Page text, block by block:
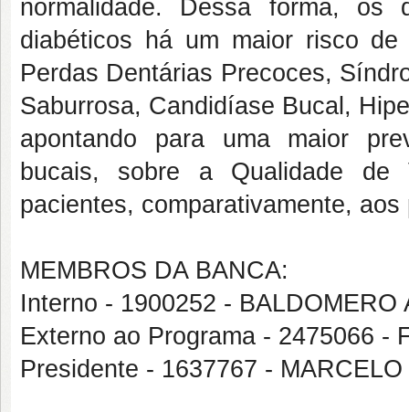
normalidade. Dessa forma, os
diabéticos há um maior risco de
Perdas Dentárias Precoces,
Saburrosa, Candidíase Bucal,
apontando para uma maior
bucais, sobre a Qualidade de
pacientes, comparativamente,
MEMBROS DA BANCA:
Interno - 1900252 - BALDOMERO
Externo ao Programa - 2475066 -
Presidente - 1637767 -